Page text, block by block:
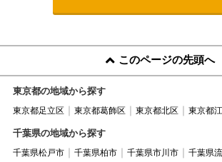
このページの先頭へ
東京都の地域から探す
東京都足立区 東京都葛飾区 東京都北区 東京都
千葉県の地域から探す
千葉県松戸市 千葉県柏市 千葉県市川市
千葉県